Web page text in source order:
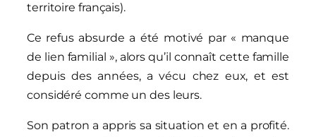
territoire français).
Ce refus absurde a été motivé par « manque
de lien familial », alors qu’il connaît cette famille
depuis des années, a vécu chez eux, et est
considéré comme un des leurs.
Son patron a appris sa situation et en a profité.